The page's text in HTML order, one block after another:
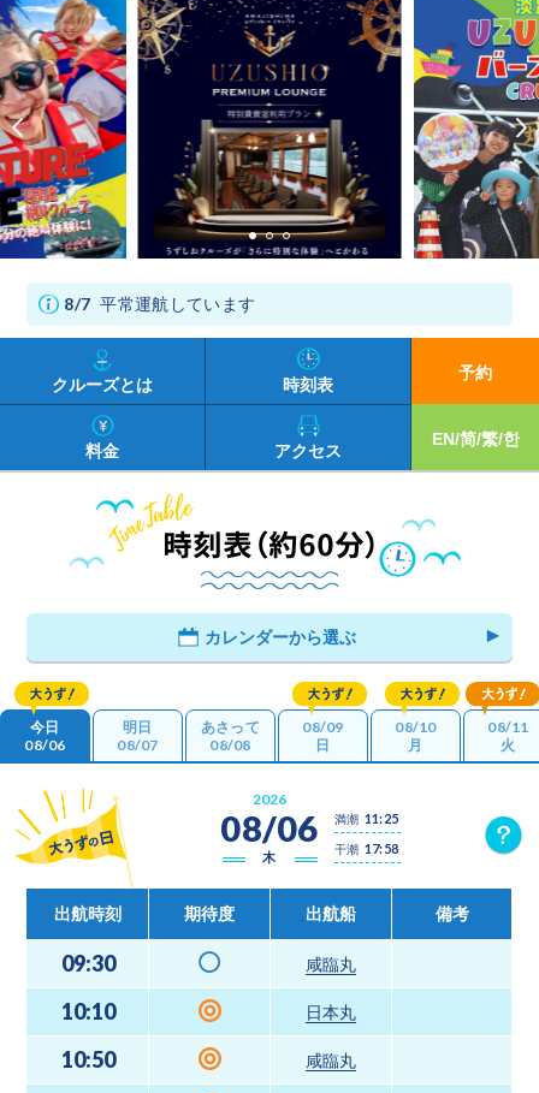
8/7 平常運航しています
クルーズとは 時刻表
料金 アクセス
予約
EN/简/繁/한
カレンダーから選ぶ
今日
08/06
明日
08/07
あさって
08/08
08/09
日
08/10
月
08/11
火
2026
08/06
木
満潮 11:25
干潮 17:58
出航時刻 期待度 出航船 備考
09:30 咸臨丸
10:10 日本丸
10:50 咸臨丸
2026
08/07
金
満潮 12:42
干潮 19:33
出航時刻 期待度 出航船 備考
10:50 咸臨丸
11:30 日本丸
12:10 咸臨丸
2026
08/08
土
満潮 14:13
干潮 07:06
出航時刻 期待度 出航船 備考
12:10 咸臨丸
12:50 日本丸
13:30 咸臨丸
2026
08/09
日
満潮 15:34
干潮 08:30
出航時刻 期待度 出航船 備考
12:50 日本丸
13:30 咸臨丸
14:10 日本丸
2026
08/10
月
満潮 16:35
干潮 09:44
出航時刻 期待度 出航船 備考
09:30 咸臨丸
10:10 日本丸
14:10 日本丸
2026
08/11
火
満潮 17:25
干潮 10:44
出航時刻 期待度 出航船 備考
09:30 咸臨丸
10:10 日本丸
10:50 咸臨丸
2026
08/12
水
満潮 18:07
干潮 11:35
出航時刻 期待度 出航船 備考
09:30 咸臨丸
10:10 日本丸
10:50 咸臨丸